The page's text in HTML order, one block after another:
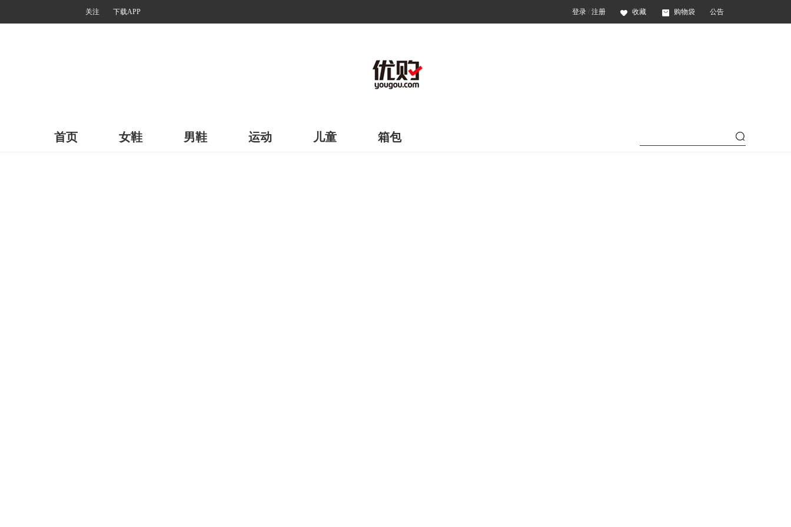
关注 下载APP 登录 / 注册 收藏 购物袋 公告
首页 女鞋 男鞋 运动 儿童 箱包